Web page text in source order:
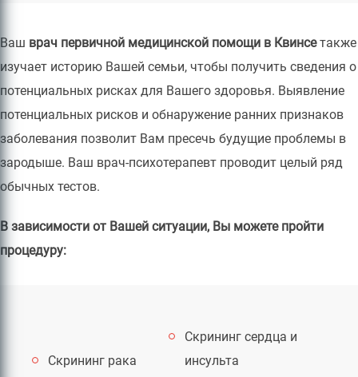
Ваш врач первичной медицинской помощи в Квинсетакже
изучает историю Вашей семьи, чтобы получить сведения о
потенциальных рисках для Вашего здоровья. Выявление
потенциальных рисков и обнаружение ранних признаков
заболевания позволит Вам пресечь будущие проблемы в
зародыше. Ваш врач-психотерапевт проводит целый ряд
обычных тестов.
В зависимости от Вашей ситуации, Вы можете пройти
процедуру:
Скрининг рака
Скрининг сердца и
инсульта